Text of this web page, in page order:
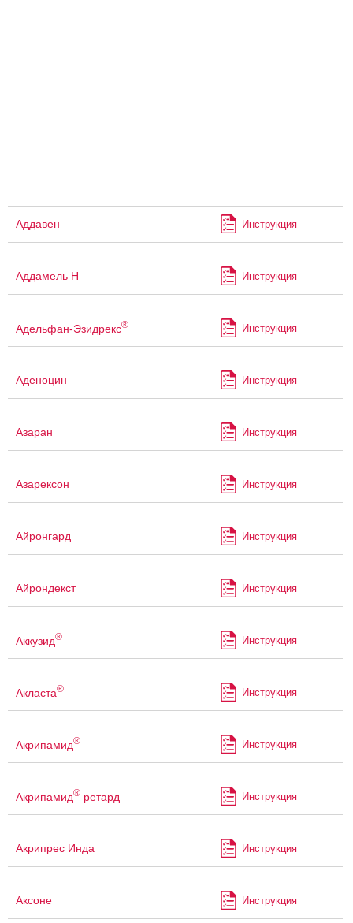
Аддавен Инструкция
Аддамель Н Инструкция
Адельфан-Эзидрекс® Инструкция
Аденоцин Инструкция
Азаран Инструкция
Азарексон Инструкция
Айронгард Инструкция
Айрондекст Инструкция
Аккузид® Инструкция
Акласта® Инструкция
Акрипамид® Инструкция
Акрипамид® ретард Инструкция
Акрипрес Инда Инструкция
Аксоне Инструкция